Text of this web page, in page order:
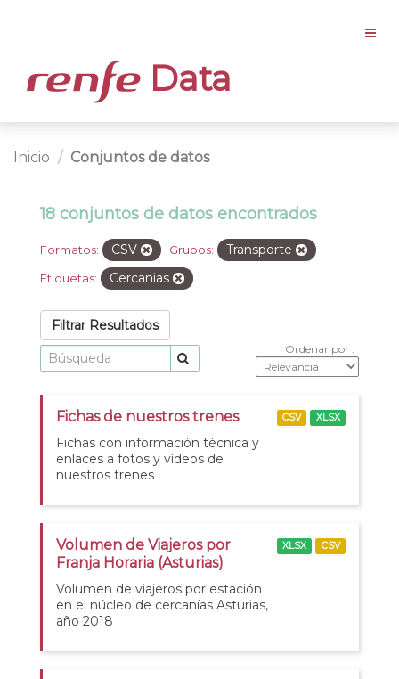
Data
Inicio Conjuntos de datos
18 conjuntos de datos encontrados
Formatos: CSV Grupos: Transporte
Etiquetas: Cercanias
Filtrar Resultados
Ordenar por
Fichas de nuestros trenes
Fichas con información técnica y
enlaces a fotos y vídeos de
nuestros trenes
CSV XLSX
Volumen de Viajeros por
Franja Horaria (Asturias)
Volumen de viajeros por estación
en el núcleo de cercanías Asturias,
año 2018
XLSX CSV